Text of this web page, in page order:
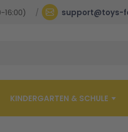
16:00) support@toys-
KINDERGARTEN & SCHULE